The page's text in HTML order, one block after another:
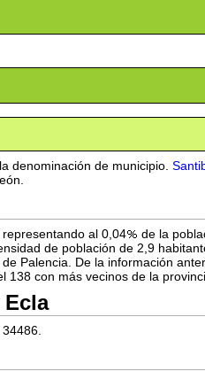
denominación de municipio.
al 0,04
de la
de población de 2,9
Palencia. De la información
con más vecinos de la